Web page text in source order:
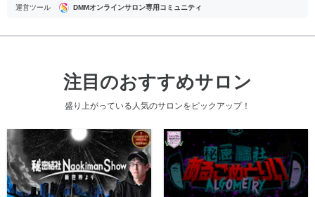
運営ツール DMMオンラインサロン専用コミュニティ
注目のおすすめサロン
盛り上がっている人気のサロンをピックアップ！